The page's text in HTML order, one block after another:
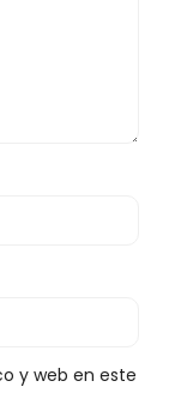
y web en este